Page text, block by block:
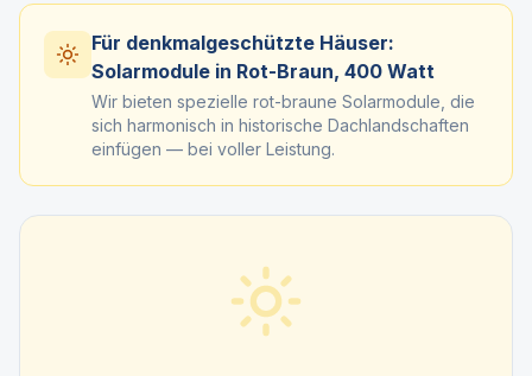
Für denkmalgeschützte Häuser:
Solarmodule in Rot-Braun, 400 Watt
Wir bieten spezielle rot-braune Solarmodule, die
sich harmonisch in historische Dachlandschaften
einfügen — bei voller Leistung.